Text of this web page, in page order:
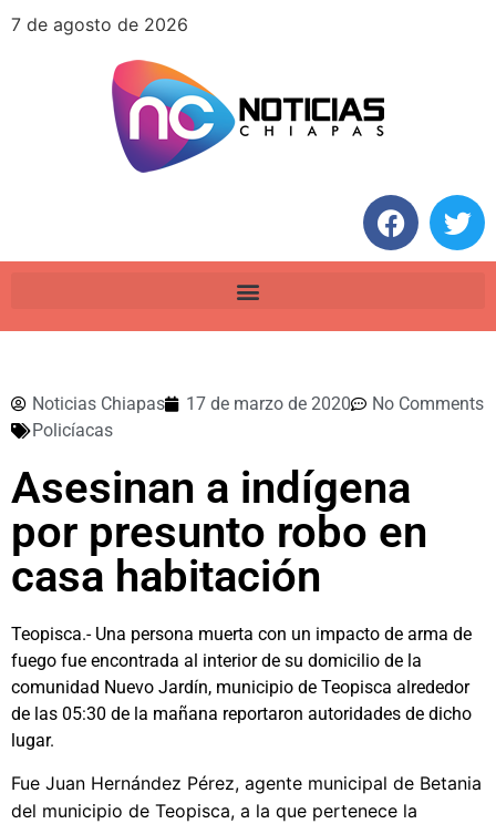
7 de agosto de 2026
Noticias Chiapas 17 de marzo de 2020
No Comments
Policíacas
Asesinan a indígena
por presunto robo en
casa habitación
Teopisca.- Una persona muerta con un impacto de arma de
fuego fue encontrada al interior de su domicilio de la
comunidad Nuevo Jardín, municipio de Teopisca alrededor
de las 05:30 de la mañana reportaron autoridades de dicho
lugar.
Fue Juan Hernández Pérez, agente municipal de Betania
del municipio de Teopisca, a la que pertenece la